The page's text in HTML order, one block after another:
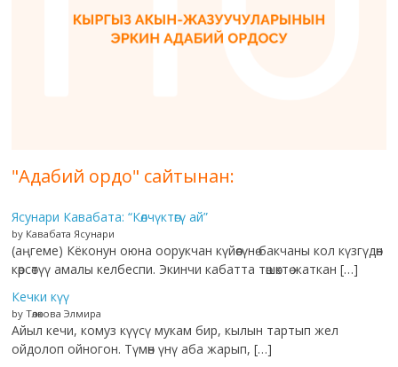
"Адабий ордо" сайтынан:
Ясунари Кавабата: “Көлчүктөгү ай”
by Кавабата Ясунари
(аңгеме) Кёконун оюна оорукчан күйөөсүнө бакчаны кол күзгүдөн
көрсөтүү амалы келбеспи. Экинчи кабатта төшөктө жаткан […]
Кечки күү
by Төлөкова Элмира
Айыл кечи, комуз күүсү мукам бир, кылын тартып жел
ойдолоп ойногон. Түмөн үнү аба жарып, […]